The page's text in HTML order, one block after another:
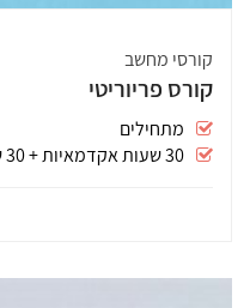
קורסי מחשב
קורס פריוריטי
מתחילים
30 שעות אקדמאיות + 30 שעות תרגול